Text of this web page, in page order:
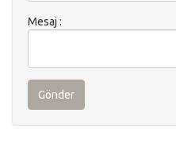
Mesaj :
Gönder